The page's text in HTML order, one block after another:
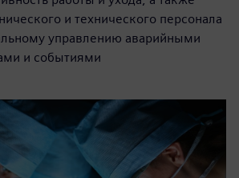
и технического персонала
управлению аварийными
и событиями